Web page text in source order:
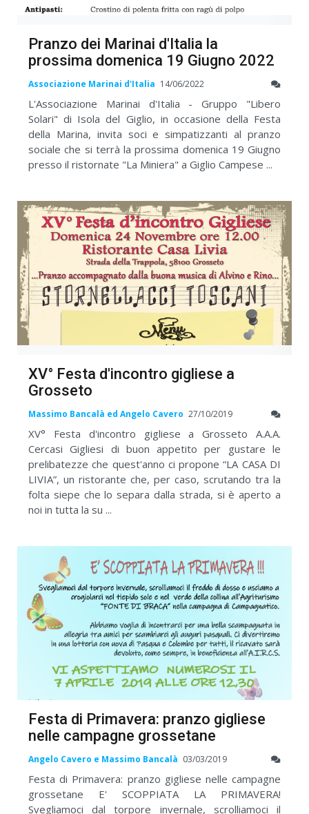
Pranzo dei Marinai d'Italia la
prossima domenica 19 Giugno 2022
Associazione Marinai d'Italia 14/06/2022
L'Associazione Marinai d'Italia - Gruppo "Libero
Solari" di Isola del Giglio, in occasione della Festa
della Marina, invita soci e simpatizzanti al pranzo
sociale che si terrà la prossima domenica 19 Giugno
presso il ristornate "La Miniera" a Giglio Campese ...
XV° Festa d'incontro gigliese a
Grosseto
Massimo Bancalà ed Angelo Cavero 27/10/2019
XV° Festa d'incontro gigliese a Grosseto A.A.A.
Cercasi Gigliesi di buon appetito per gustare le
prelibatezze che quest'anno ci propone “LA CASA DI
LIVIA”, un ristorante che, per caso, scrutando tra la
folta siepe che lo separa dalla strada, si è aperto a
noi in tutta la su ...
Festa di Primavera: pranzo gigliese
nelle campagne grossetane
Angelo Cavero e Massimo Bancalà 03/03/2019
Festa di Primavera: pranzo gigliese nelle campagne
grossetane E' SCOPPIATA LA PRIMAVERA!
Svegliamoci dal torpore invernale, scrolliamoci il